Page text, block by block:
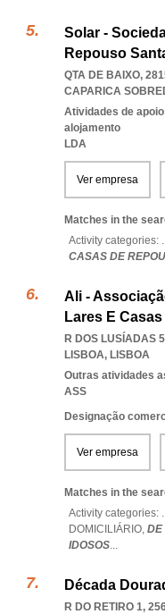
Solar -
Repouso
QTA DE BAIXO,
CAPARICA
Atividades de
alojamento
LDA
Ver empresa
Matches in the
Activity categories:
CASAS DE
Ali -
Lares E
R DOS LUSÍADAS
LISBOA, LISBOA
Outras atividades
ASS
Designação
Ver empresa
Matches in the
Activity categories:
DOMICILIÁRIO, DE
IDOSOS...
Década
R DO RETIRO 1,